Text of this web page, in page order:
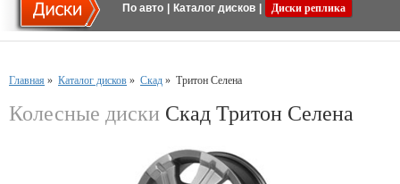
По авто Каталог дисков Диски реплика
Главная » Каталог дисков » Скад » Тритон Селена
Колесные диски Скад Тритон Селена